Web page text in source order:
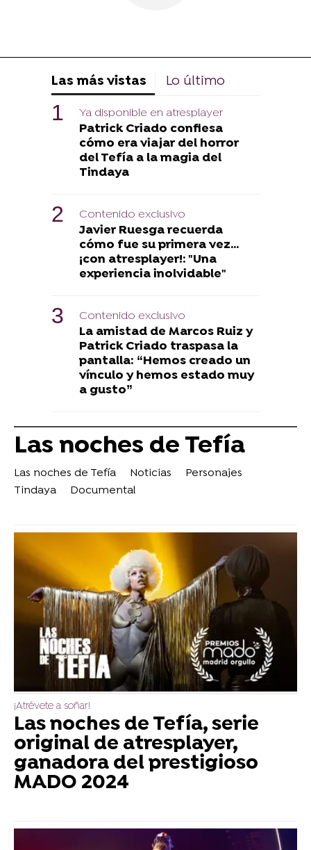
Las más vistas Lo último
Ya disponible en atresplayer
Patrick Criado confiesa
cómo era viajar del horror
del Tefía a la magia del
Tindaya
Contenido exclusivo
Javier Ruesga recuerda
cómo fue su primera vez...
¡con atresplayer!: "Una
experiencia inolvidable"
Contenido exclusivo
La amistad de Marcos Ruiz y
Patrick Criado traspasa la
pantalla: “Hemos creado un
vínculo y hemos estado muy
a gusto”
Las noches de Tefía
Las noches de Tefía Noticias
Personajes
Tindaya
Documental
¡Atrévete a soñar!
Las noches de Tefía, serie
original de atresplayer,
ganadora del prestigioso
MADO 2024